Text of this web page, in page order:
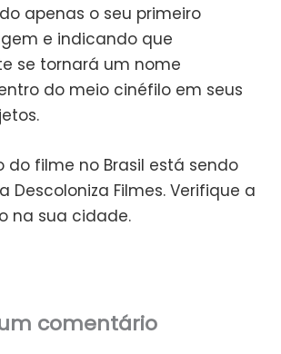
apenas o seu primeiro
e indicando que
se tornará um nome
do meio cinéfilo em seus
do filme no Brasil está sendo
Descoloniza Filmes. Verifique a
na sua cidade.
comentário